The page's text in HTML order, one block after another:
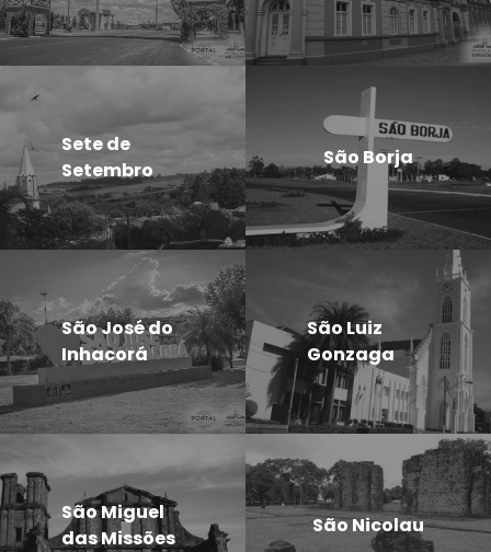
Sete de
Setembro
São Borja
São José do
Inhacorá
São Luiz
Gonzaga
São Miguel
das Missões
São Nicolau